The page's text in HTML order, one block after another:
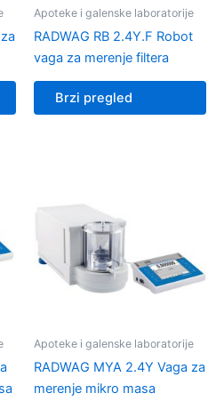
Apoteke i galenske laboratorije
RADWAG RB 2.4Y.F Robot
vaga za merenje filtera
Brzi pregled
Apoteke i galenske laboratorije
RADWAG MYA 2.4Y Vaga za
merenje mikro masa